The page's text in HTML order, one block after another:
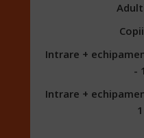
Intrare +
-
Intrare +